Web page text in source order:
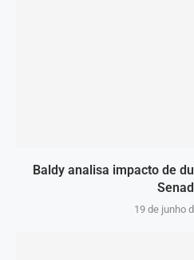
Baldy analisa impacto de
19 de junho